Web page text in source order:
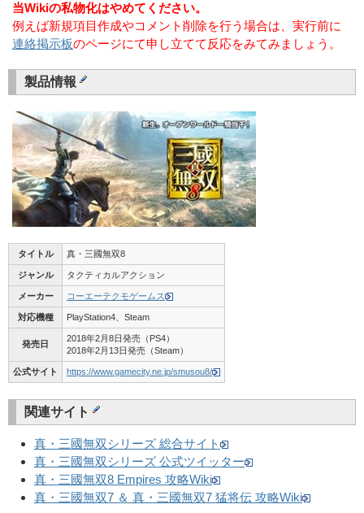
当Wikiの私物化はやめてください。
例えば新規項目作成やコメント削除を行う場合は、実行前に
連絡掲示板のページにて申し立てて反応をみてみましょう。
製品情報
タイトル 真・三國無双8
ジャンル タクティカルアクション
メーカー コーエーテクモゲームス
対応機種 PlayStation4、Steam
発売日
2018年2月8日発売（PS4）
2018年2月13日発売（Steam）
公式サイト https://www.gamecity.ne.jp/smusou8/
関連サイト
真・三國無双シリーズ 総合サイト
真・三國無双シリーズ 公式ツイッター
真・三國無双8 Empires 攻略Wiki
真・三國無双7 ＆ 真・三國無双7 猛将伝 攻略Wiki